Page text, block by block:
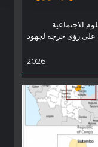
الاجتماعية
على رؤى حرجة لجهود
2026